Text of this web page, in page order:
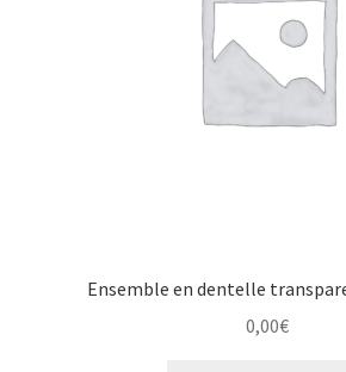
Ensemble en dentelle
0,00€